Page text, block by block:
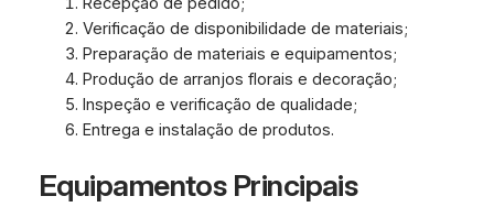
Verificação de disponibilidade de materiais;
Preparação de materiais e equipamentos;
Produção de arranjos florais e decoração;
Inspeção e verificação de qualidade;
Entrega e instalação de produtos.
Equipamentos Principais